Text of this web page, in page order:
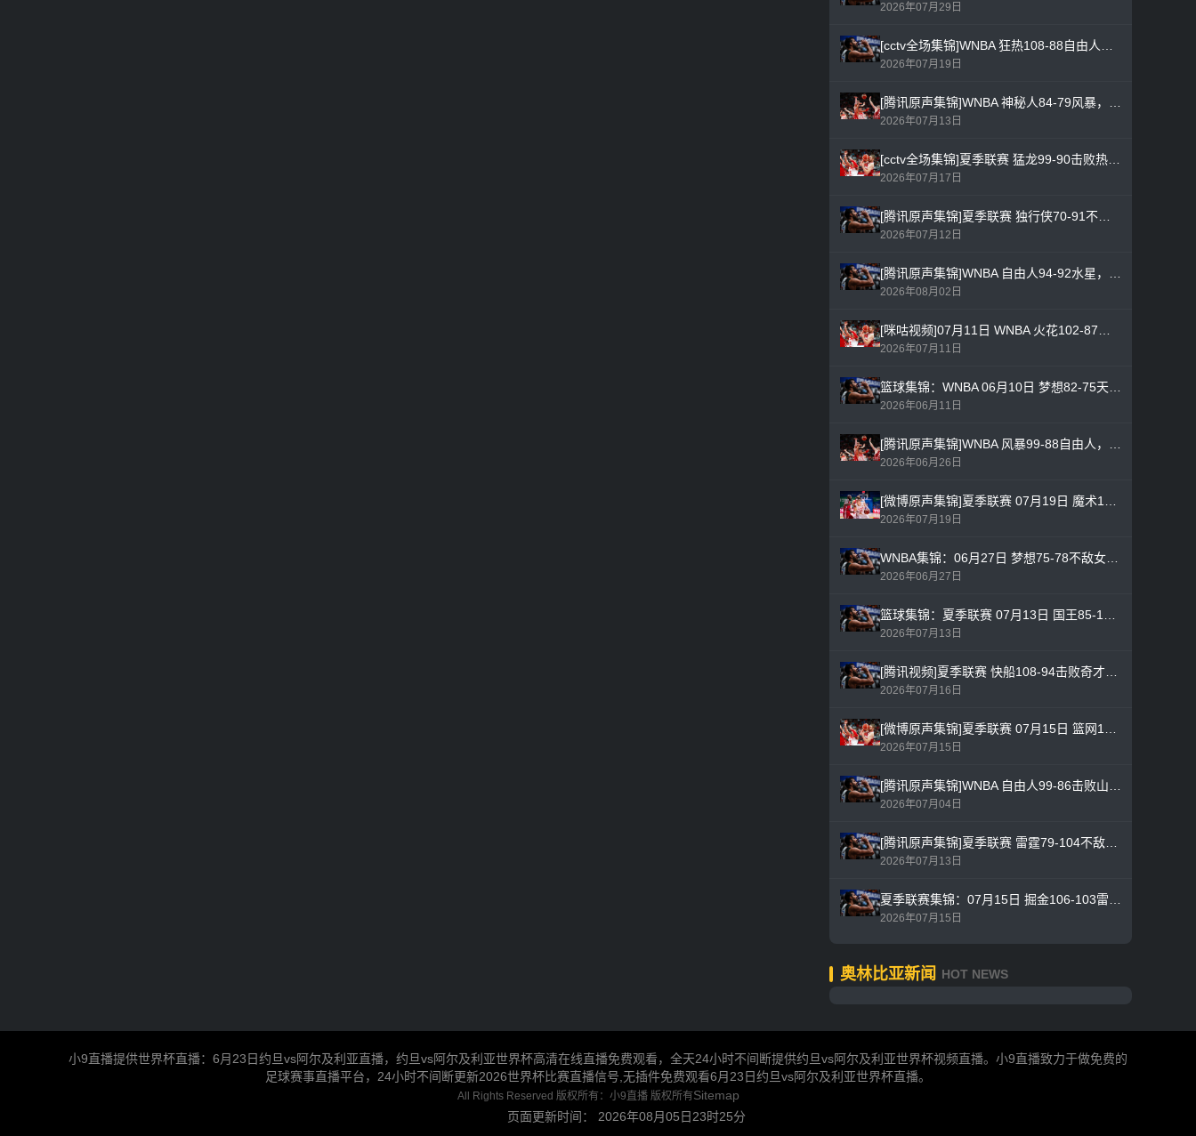
2026年07月29日
2026年07月19日
2026年07月13日
2026年07月17日
2026年07月12日
2026年08月02日
2026年07月11日
2026年06月11日
2026年06月26日
2026年07月19日
2026年06月27日
2026年07月13日
2026年07月16日
2026年07月15日
2026年07月04日
2026年07月13日
2026年07月15日
奥林比亚新闻 HOT NEWS
小9直播提供世界杯直播：6月23日约旦vs阿尔及利亚直播，约旦vs阿尔及利亚世界杯高清在线直播免费观看，全天24小时不间断提供约旦vs阿尔及利亚世界杯视频直播。小9直播致力于做免费的
足球赛事直播平台，24小时不间断更新2026世界杯比赛直播信号,无插件免费观看6月23日约旦vs阿尔及利亚世界杯直播。
All Rights Reserved 版权所有：小9直播 版权所有Sitemap
页面更新时间： 2026年08月05日23时25分